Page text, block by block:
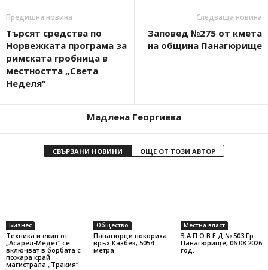
Предишна новина
Търсят средства по
Норвежката програма за
римската гробница в
местността „Света
Неделя“
Следваща новина
Заповед №275 от кмета
на община Панагюрище
Мадлена Георгиева
СВЪРЗАНИ НОВИНИ ОЩЕ ОТ ТОЗИ АВТОР
Бизнес
Техника и екип от
„Асарел-Медет“ се
включват в борбата с
пожара край
магистрала „Тракия“
Общество
Панагюрци покориха
връх Казбек, 5054
метра
Местна власт
З А П О В Е Д № 503 Гр.
Панагюрище, 06.08.2026
год.